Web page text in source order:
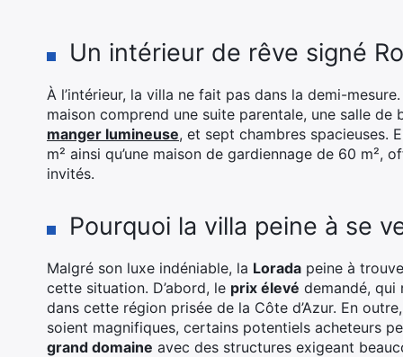
Un intérieur de rêve signé
À l’intérieur, la villa ne fait pas dans la demi-
maison comprend une suite parentale, une salle de
manger lumineuse, et sept chambres spacieuses.
m² ainsi qu’une maison de gardiennage de 60
invités.
Pourquoi la villa peine à se
Malgré son luxe indéniable, la Lorada peine à
cette situation. D’abord, le prix élevé demandé, qui
dans cette région prisée de la Côte d’Azur. En
soient magnifiques, certains potentiels acheteurs
grand domaine avec des structures exigeant